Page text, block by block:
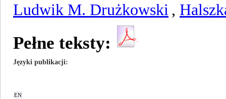
Ludwik M. Drużkowski ,
Pełne teksty:
Języki publikacji
EN